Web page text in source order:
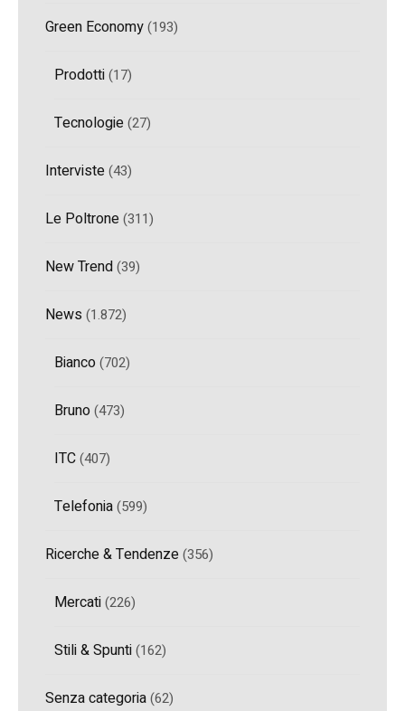
Green Economy(193)
Prodotti(17)
Tecnologie(27)
Interviste(43)
Le Poltrone(311)
New Trend(39)
News (1.872)
Bianco(702)
Bruno(473)
ITC(407)
Telefonia(599)
Ricerche & Tendenze(356)
Mercati(226)
Stili & Spunti(162)
Senza categoria(62)